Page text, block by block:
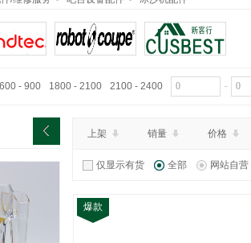
查看详情
600 - 900 1800 - 2100 2100 - 2400
上架 销量 价格
仅显示有货 全部 网站自营
爆款